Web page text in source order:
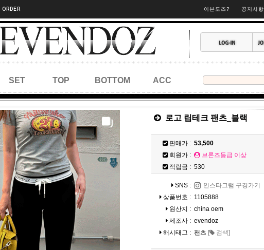
ORDER 이븐도즈? 공지사항
SET TOP BOTTOM ACC
로고 립테크 팬츠_블랙
판매가 : 53,500
회원가 :
브론즈등급 이상
적립금 : 530
SNS :
인스타그램 구경가기
상품번호 : 1105888
원산지 : china oem
제조사 : evendoz
해시태그 : 팬츠 [ 검색]